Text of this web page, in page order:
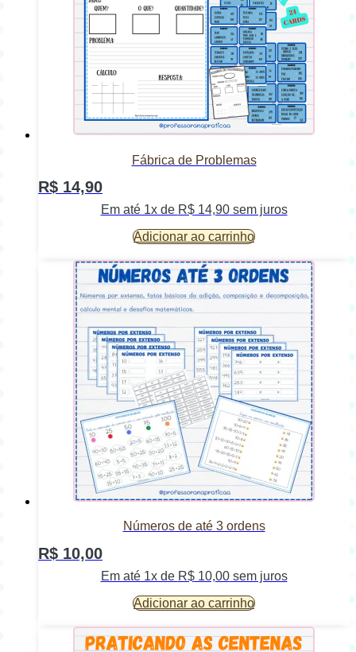
Fábrica de Problemas
R$ 14,90
Em até 1x de R$14,90sem juros
Adicionar ao carrinho
Números de até 3 ordens
R$ 10,00
Em até 1x de R$10,00sem juros
Adicionar ao carrinho